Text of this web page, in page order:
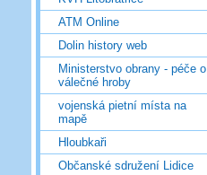
ATM Online
Dolin history web
Ministerstvo obrany - péče o
válečné hroby
vojenská pietní místa na
mapě
Hloubkaři
Občanské sdružení Lidice